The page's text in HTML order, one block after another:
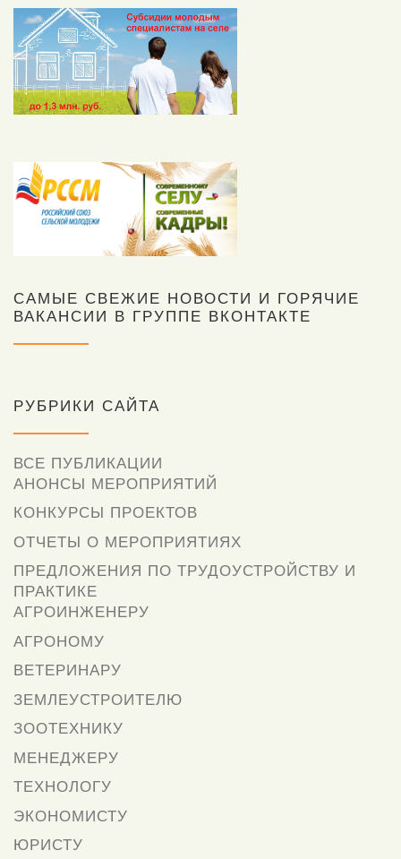
САМЫЕ СВЕЖИЕ НОВОСТИ И ГОРЯЧИЕ
ВАКАНСИИ В ГРУППЕ ВКОНТАКТЕ
РУБРИКИ САЙТА
ВСЕ ПУБЛИКАЦИИ
АНОНСЫ МЕРОПРИЯТИЙ
КОНКУРСЫ ПРОЕКТОВ
ОТЧЕТЫ О МЕРОПРИЯТИЯХ
ПРЕДЛОЖЕНИЯ ПО ТРУДОУСТРОЙСТВУ И
ПРАКТИКЕ
АГРОИНЖЕНЕРУ
АГРОНОМУ
ВЕТЕРИНАРУ
ЗЕМЛЕУСТРОИТЕЛЮ
ЗООТЕХНИКУ
МЕНЕДЖЕРУ
ТЕХНОЛОГУ
ЭКОНОМИСТУ
ЮРИСТУ